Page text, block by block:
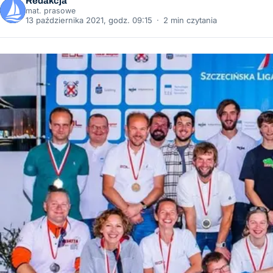
mat. prasowe
13 października 2021, godz. 09:15 · 2 min czytania